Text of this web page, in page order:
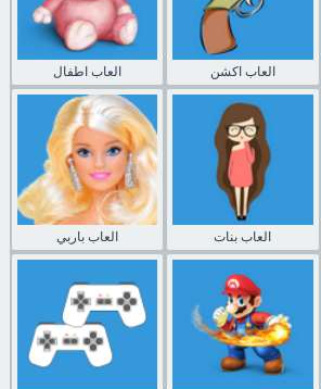
العاب اطفال العاب اكشن
العاب باربي العاب بنات